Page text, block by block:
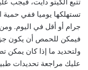
تستهلكها يوميا ففي حمية
جرام أو أقل في اليوم.
فيمكن للحمص أن يكون
ولتحديد ما إذا كان
عليك مراجعة تحديدات